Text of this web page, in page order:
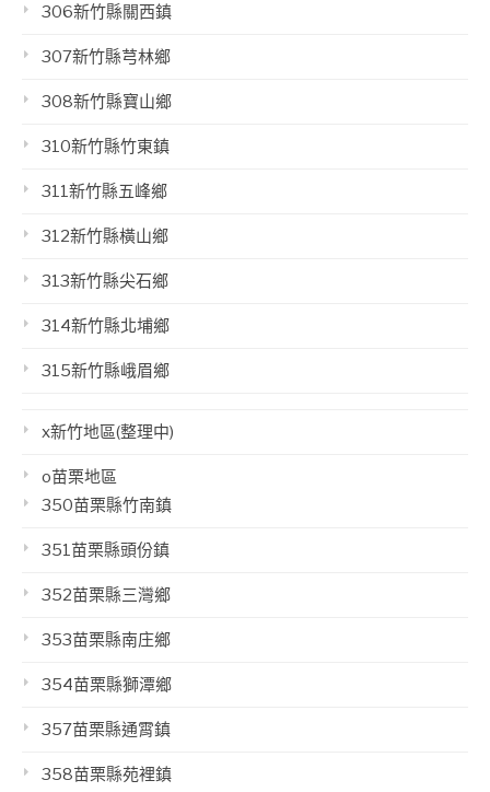
306新竹縣關西鎮
307新竹縣芎林鄉
308新竹縣寶山鄉
310新竹縣竹東鎮
311新竹縣五峰鄉
312新竹縣橫山鄉
313新竹縣尖石鄉
314新竹縣北埔鄉
315新竹縣峨眉鄉
x新竹地區(整理中)
o苗栗地區
350苗栗縣竹南鎮
351苗栗縣頭份鎮
352苗栗縣三灣鄉
353苗栗縣南庄鄉
354苗栗縣獅潭鄉
357苗栗縣通霄鎮
358苗栗縣苑裡鎮